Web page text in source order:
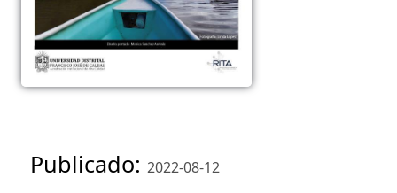
Publicado: 2022-08-12